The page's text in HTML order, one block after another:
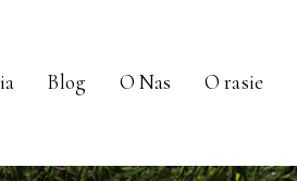
Blog O Nas O rasie